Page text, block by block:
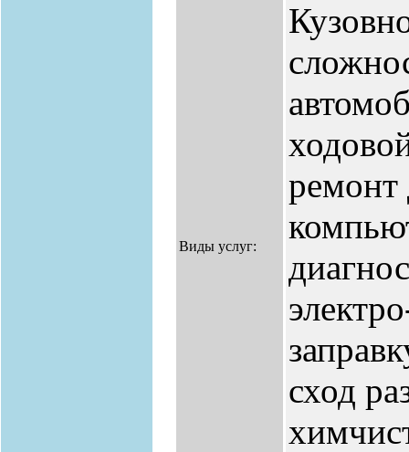
Виды услуг:
ремонт
сход